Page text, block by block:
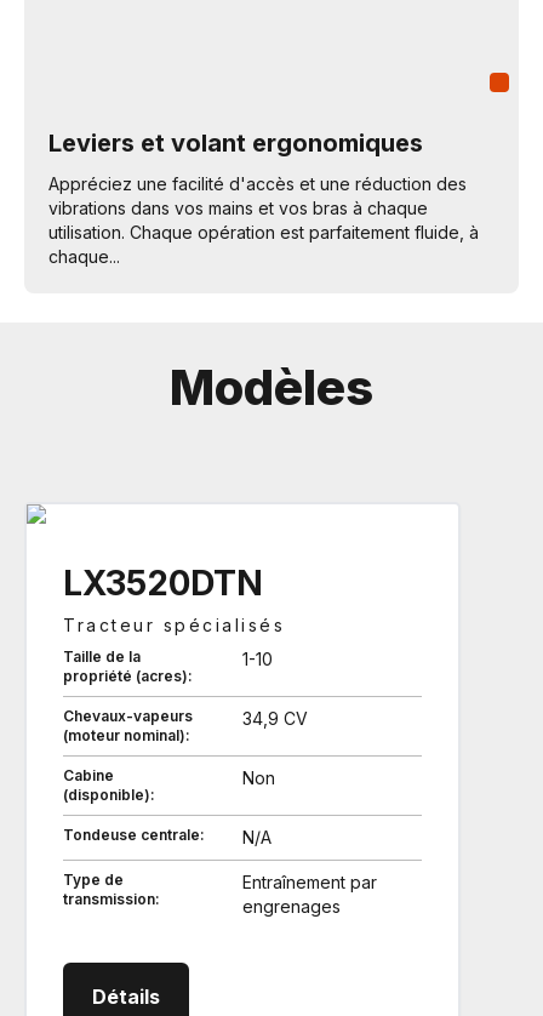
Leviers et volant ergonomiques
Appréciez une facilité d'accès et une réduction des
vibrations dans vos mains et vos bras à chaque
utilisation. Chaque opération est parfaitement fluide, à
chaque...
Modèles
LX3520DTN
Tracteur spécialisés
Taille de la
propriété (acres):
1-10
Chevaux-vapeurs
(moteur nominal):
34,9 CV
Cabine
(disponible):
Non
Tondeuse centrale: N/A
Type de
transmission:
Entraînement par
engrenages
DétailsLX3520N Tracteur spécialisés